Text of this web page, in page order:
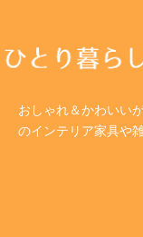
おしゃれ＆かわいい
のインテリア家具や